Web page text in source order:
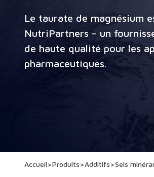
Le taurate de magnésium
NutriPartners – un
de haute qualité pour les
pharmaceutiques.
Accueil>Produits>Additifs>Sels